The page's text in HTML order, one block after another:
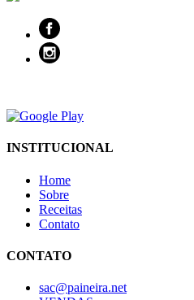
INSTITUCIONAL
Home
Sobre
Receitas
Contato
CONTATO
sac@paineira.net